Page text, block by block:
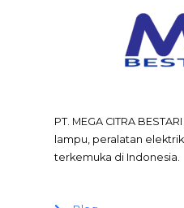
PT. MEGA CITRA
lampu, peralatan
terkemuka di Indonesia.